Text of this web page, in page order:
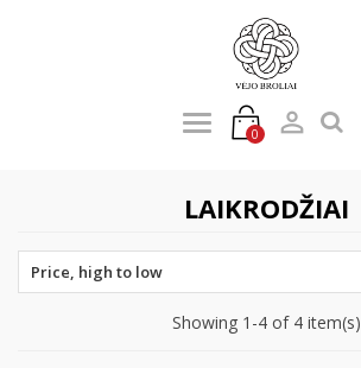
0 
LAIKRODŽIAI
Price, high to low
Showing 1-4 of 4 item(s)